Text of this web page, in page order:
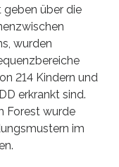
geben über die
wurden
214 Kindern und
erkrankt sind.
Forest wurde
im